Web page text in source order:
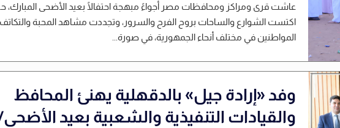
عاشت قرى ومراكز ومحافظات مصر أجواءً مبهجة احتفالًا بعيد الأضحى المبارك،
اكتست الشوارع والساحات بروح الفرح والسرور، وتجددت مشاهد المحبة
المواطنين في مختلف أنحاء الجمهورية، في صورة...
وفد «إرادة جيل» بالدقهلية يهنئ المحافظ
والقيادات التنفيذية والشعبية بعيد